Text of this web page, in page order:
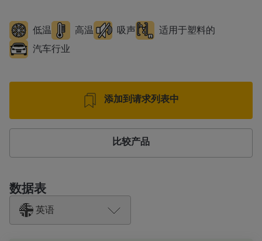
低温 高温 吸声
适用于塑料的
汽车行业
添加到请求列表中
比较产品
数据表
英语